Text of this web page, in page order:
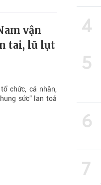
vận
tai, lũ lụt
chức, cá nhân,
sức” lan toả
4
5
6
7